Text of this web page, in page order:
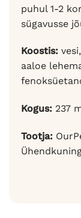
puhul 1-2
sügavusse
Koostis:
aaloe
Kogus: 237
Tootja: